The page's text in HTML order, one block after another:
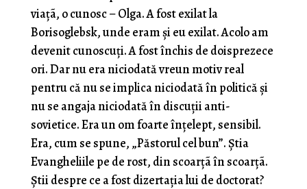
viaţã, o cunosc – Olga. A fost exilat la
Borisoglebsk, unde eram şi eu exilat. Acolo am
devenit cunoscuţi. A fost închis de doisprezece
ori. Dar nu era niciodată vreun motiv real
pentru că nu se implica niciodată în politică şi
nu se angaja niciodată în discuţii anti-
sovietice. Era un om foarte înţelept, sensibil.
Era, cum se spune, „Păstorul cel bun”. Ştia
Evangheliile pe de rost, din scoarţã în scoarţã.
Ştii despre ce a fost dizertaţia lui de doctorat?